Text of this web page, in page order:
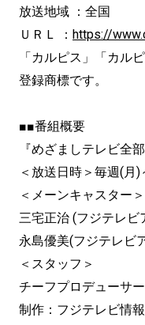
放送地域 ：全国
ＵＲＬ ： https://
「カルピス」「カル
登録商標です。
■■番組概要
『めざましテレビ全
＜放送日時＞毎週(月
＜メーンキャスター＞
三宅正治 (フジテレビ
永島優美(フジテレビ
＜スタッフ＞
チーフプロデューサ
制作：フジテレビ情